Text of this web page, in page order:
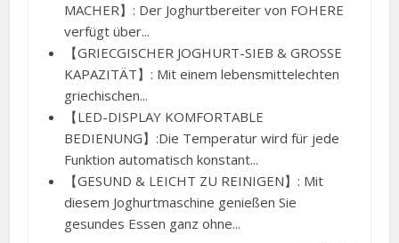
MACHER】: Der Joghurtbereiter von FOHERE
verfügt über...
【GRIECGISCHER JOGHURT-SIEB & GROSSE
KAPAZITÄT】: Mit einem lebensmittelechten
griechischen...
【LED-DISPLAY KOMFORTABLE
BEDIENUNG】:Die Temperatur wird für jede
Funktion automatisch konstant...
【GESUND & LEICHT ZU REINIGEN】: Mit
diesem Joghurtmaschine genießen Sie
gesundes Essen ganz ohne...